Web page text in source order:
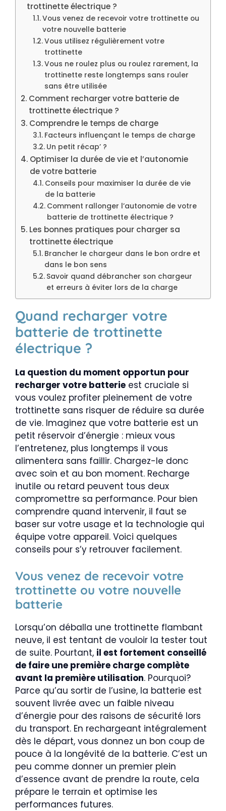
trottinette électrique ?
Vous venez de recevoir votre trottinette ou
votre nouvelle batterie
Vous utilisez régulièrement votre
trottinette
Vous ne roulez plus ou roulez rarement, la
trottinette reste longtemps sans rouler
sans être utilisée
Comment recharger votre batterie de
trottinette électrique ?
Comprendre le temps de charge
Facteurs influençant le temps de charge
Un petit récap’ ?
Optimiser la durée de vie et l’autonomie
de votre batterie
Conseils pour maximiser la durée de vie
de la batterie
Comment rallonger l’autonomie de votre
batterie de trottinette électrique ?
Les bonnes pratiques pour charger sa
trottinette électrique
Brancher le chargeur dans le bon ordre et
dans le bon sens
Savoir quand débrancher son chargeur
et erreurs à éviter lors de la charge
Quand recharger votre
batterie de trottinette
électrique ?
La question du moment opportun pour
recharger votre batterie est cruciale si
vous voulez profiter pleinement de votre
trottinette sans risquer de réduire sa durée
de vie. Imaginez que votre batterie est un
petit réservoir d’énergie : mieux vous
l’entretenez, plus longtemps il vous
alimentera sans faillir. Chargez-le donc
avec soin et au bon moment. Recharge
inutile ou retard peuvent tous deux
compromettre sa performance. Pour bien
comprendre quand intervenir, il faut se
baser sur votre usage et la technologie qui
équipe votre appareil. Voici quelques
conseils pour s’y retrouver facilement.
Vous venez de recevoir votre
trottinette ou votre nouvelle
batterie
Lorsqu’on déballa une trottinette flambant
neuve, il est tentant de vouloir la tester tout
de suite. Pourtant, il est fortement conseillé
de faire une première charge complète
avant la première utilisation. Pourquoi?
Parce qu’au sortir de l’usine, la batterie est
souvent livrée avec un faible niveau
d’énergie pour des raisons de sécurité lors
du transport. En rechargeant intégralement
dès le départ, vous donnez un bon coup de
pouce à la longévité de la batterie. C’est un
peu comme donner un premier plein
d’essence avant de prendre la route, cela
prépare le terrain et optimise les
performances futures.